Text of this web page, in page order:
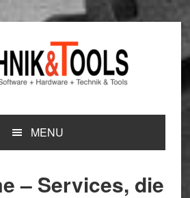
MENU
– Services, die